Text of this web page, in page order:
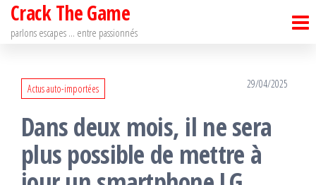
Passer
Crack The Game
parlons escapes … entre passionnés
Actus auto-importées 29/04/2025
Dans deux mois, il ne sera
plus possible de mettre à